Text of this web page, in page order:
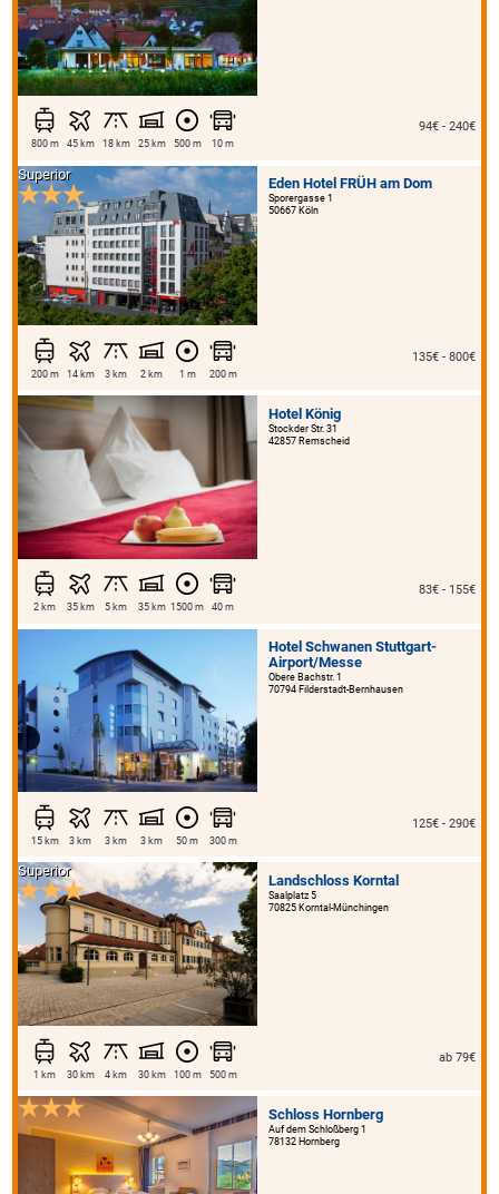
800 m 45 km 18 km 25 km 500 m 10 m
94€ - 240€
Eden Hotel FRÜH am Dom
Sporergasse 1
50667 Köln
Superior
200 m 14 km 3 km 2 km 1 m 200 m
135€ - 800€
Hotel König
Stockder Str. 31
42857 Remscheid
2 km 35 km 5 km 35 km 1500 m 40 m
83€ - 155€
Hotel Schwanen Stuttgart-
Airport/Messe
Obere Bachstr. 1
70794 Filderstadt-Bernhausen
15 km 3 km 3 km 3 km 50 m 300 m
125€ - 290€
Landschloss Korntal
Saalplatz 5
70825 Korntal-Münchingen
Superior
1 km 30 km 4 km 30 km 100 m 500 m
ab 79€
Schloss Hornberg
Auf dem Schloßberg 1
78132 Hornberg